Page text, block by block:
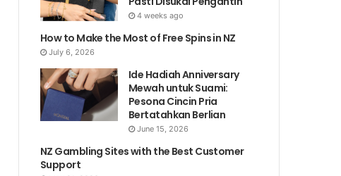
4 weeks ago
How to Make the Most of Free Spins in NZ
July 6, 2026
Ide Hadiah Anniversary
Mewah untuk Suami:
Pesona Cincin Pria
Bertatahkan Berlian
June 15, 2026
NZ Gambling Sites with the Best Customer
Support